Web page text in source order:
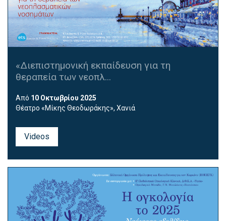
«Διεπιστημονική εκπαίδευση για τη
θεραπεία των νεοπλ...
Από 10 Οκτωβρίου 2025
Θέατρο «Μίκης Θεοδωράκης», Χανιά
Videos